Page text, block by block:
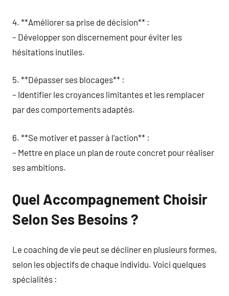
4. **Améliorer sa prise de décision** :
– Développer son discernement pour éviter les
hésitations inutiles.
5. **Dépasser ses blocages** :
– Identifier les croyances limitantes et les remplacer
par des comportements adaptés.
6. **Se motiver et passer à l’action** :
– Mettre en place un plan de route concret pour réaliser
ses ambitions.
Quel Accompagnement Choisir
Selon Ses Besoins ?
Le coaching de vie peut se décliner en plusieurs formes,
selon les objectifs de chaque individu. Voici quelques
spécialités :